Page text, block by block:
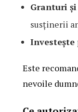
Granturi
susținerii
Este
nevoile